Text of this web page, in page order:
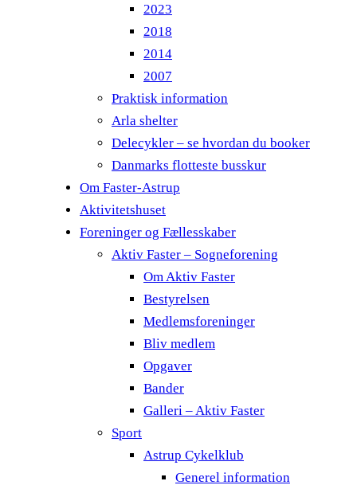
2023
2018
2014
2007
Praktisk information
Arla shelter
Delecykler – se hvordan du booker
Danmarks flotteste busskur
Om Faster-Astrup
Aktivitetshuset
Foreninger og Fællesskaber
Aktiv Faster – Sogneforening
Om Aktiv Faster
Bestyrelsen
Medlemsforeninger
Bliv medlem
Opgaver
Bander
Galleri – Aktiv Faster
Sport
Astrup Cykelklub
Generel information